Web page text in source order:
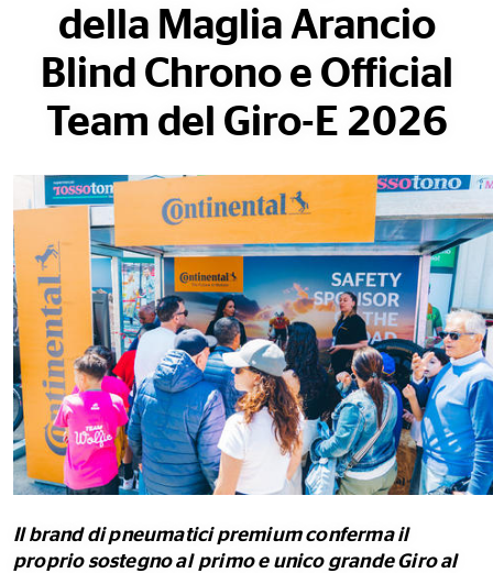
della Maglia Arancio
Blind Chrono e Official
Team del Giro-E 2026
Il brand di pneumatici premium conferma il
proprio sostegno al primo e unico grande Giro al